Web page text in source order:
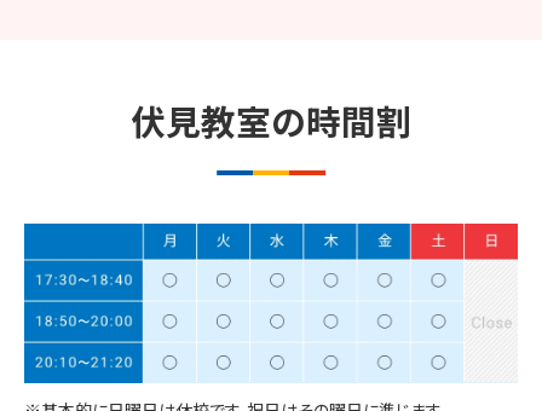
01い
全科目個別カリキュラム
一人ひとりの今の学力と志望大の合格ライン、
使える時間から逆算した、
個別カリキュラム
を
策定。参考書・問題集に至るまで個別に選定
伏見​教室の時間割